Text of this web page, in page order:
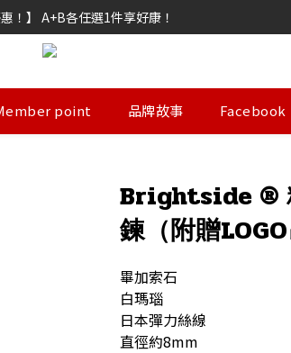
，不限訂單金額皆可折抵，折抵點數無上限。
惠！】 A+B各任選1件享好康！
，不限訂單金額皆可折抵，折抵點數無上限。
point 品牌故事 Facebook
Brightside ®
鍊（附贈
畢加索石
白瑪瑙
日本彈力絲線
直徑約8mm